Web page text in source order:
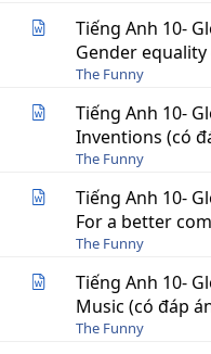
Tiếng Anh 10-
Gender
The Funny
Tiếng Anh 10-
Inventions (có
The Funny
Tiếng Anh 10-
For a better
The Funny
Tiếng Anh 10-
Music (có đáp
The Funny